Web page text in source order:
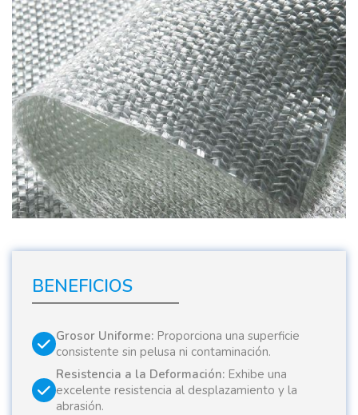
BENEFICIOS
Grosor Uniforme: Proporciona una superficie
consistente sin pelusa ni contaminación.
Resistencia a la Deformación: Exhibe una
excelente resistencia al desplazamiento y la
abrasión.